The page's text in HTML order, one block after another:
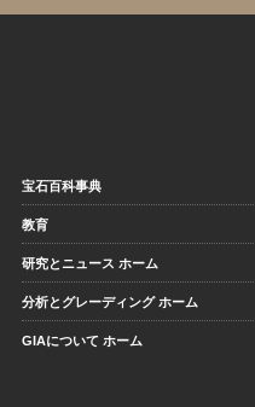
宝石百科事典
教育
研究とニュース ホーム
分析とグレーディング ホーム
GIAについて ホーム